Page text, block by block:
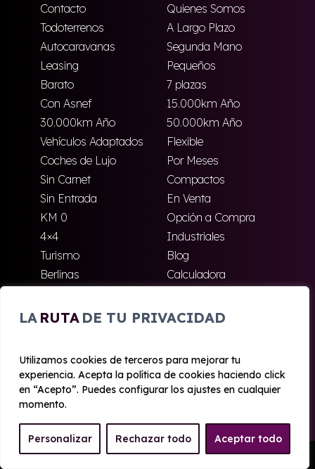
LA RUTA DE TU PRIVACIDAD
Utilizamos cookies de terceros para mejorar tu
experiencia. Acepta la política de cookies haciendo click
en “Acepto”. Puedes configurar los ajustes en cualquier
momento.
Personalizar Rechazar todo Aceptar todo
Contacto
Quienes Somos
Todoterrenos
A Largo Plazo
Autocaravanas
Segunda Mano
Leasing
Pequeños
Barato
7 plazas
Con Asnef
15.000km Año
30.000km Año
50.000km Año
Vehículos Adaptados
Flexible
Coches de Lujo
Por Meses
Sin Carnet
Compactos
Sin Entrada
En Venta
KM 0
Opción a Compra
4×4
Industriales
Turismo
Blog
Berlinas
Calculadora
Renting Empleados
Nuevas Empresas y
Autónomos
ENCUENTRA TU MARCA IDEAL
Fiat
Citroën
Seat
Volkswagen
Toyota
Peugeot
Opel
Pedir Presupuesto